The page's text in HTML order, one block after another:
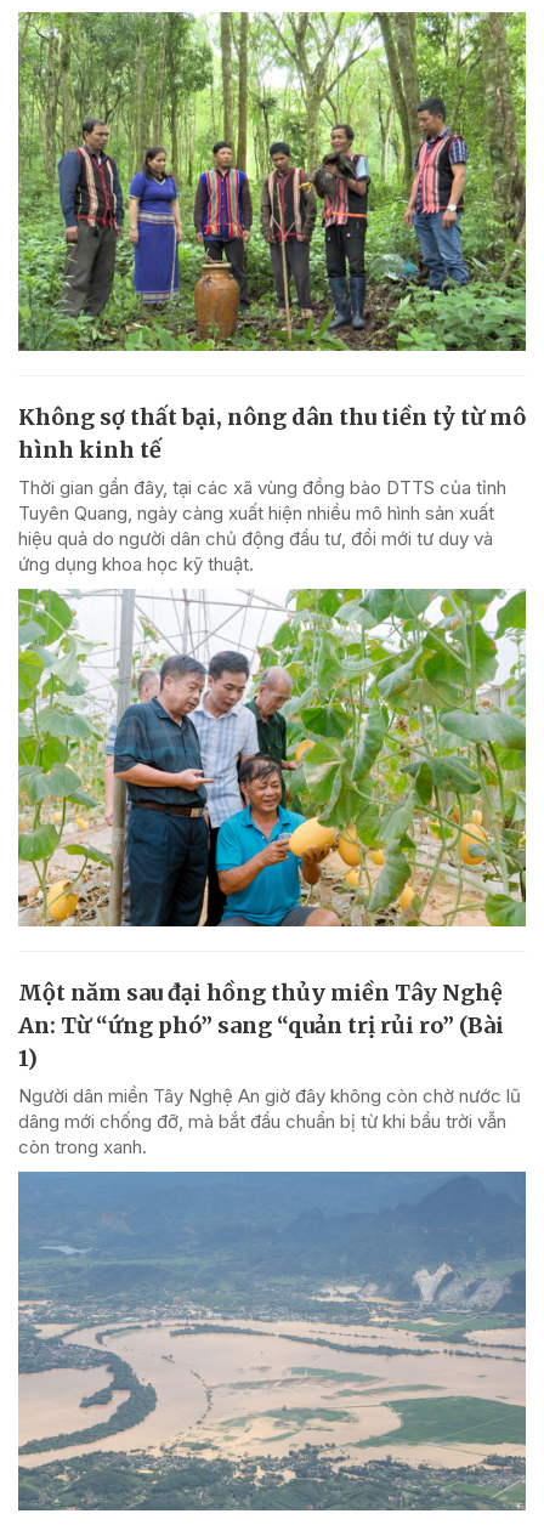
Không sợ thất bại, nông dân thu tiền tỷ từ mô
hình kinh tế
Thời gian gần đây, tại các xã vùng đồng bào DTTS của tỉnh
Tuyên Quang, ngày càng xuất hiện nhiều mô hình sản xuất
hiệu quả do người dân chủ động đầu tư, đổi mới tư duy và
ứng dụng khoa học kỹ thuật.
Một năm sau đại hồng thủy miền Tây Nghệ
An: Từ “ứng phó” sang “quản trị rủi ro” (Bài
1)
Người dân miền Tây Nghệ An giờ đây không còn chờ nước lũ
dâng mới chống đỡ, mà bắt đầu chuẩn bị từ khi bầu trời vẫn
còn trong xanh.